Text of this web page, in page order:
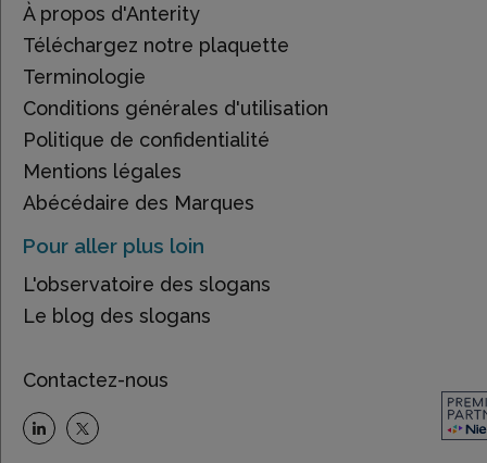
À propos d'Anterity
Téléchargez notre plaquette
Terminologie
Conditions générales d'utilisation
Politique de confidentialité
Mentions légales
Abécédaire des Marques
Pour aller plus loin
L'observatoire des slogans
Le blog des slogans
Contactez-nous